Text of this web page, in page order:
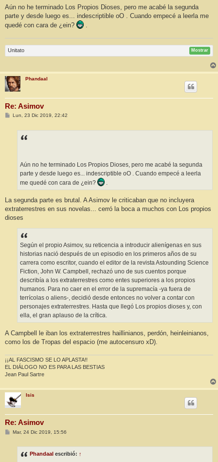
Aún no he terminado Los Propios Dioses, pero me acabé la segunda
parte y desde luego es... indescriptible oO . Cuando empecé a leerla me
quedé con cara de ¿ein?
Unitato Mostrar
Phandaal
Re: Asimov
MLun, 23 Dic 2019, 22:42
Aún no he terminado Los Propios Dioses, pero me acabé la segunda
parte y desde luego es... indescriptible oO . Cuando empecé a leerla
me quedé con cara de ¿ein?
La segunda parte es brutal. A Asimov le criticaban que no incluyera
extraterrestres en sus novelas... cerró la boca a muchos con Los propios
dioses
Según el propio Asimov, su reticencia a introducir alienígenas en sus
historias nació después de un episodio en los primeros años de su
carrera como escritor, cuando el editor de la revista Astounding Science
Fiction, John W. Campbell, rechazó uno de sus cuentos porque
describía a los extraterrestres como entes superiores a los propios
humanos. Para no caer en el error de la supremacía -ya fuera de
terrícolas o aliens-, decidió desde entonces no volver a contar con
personajes extraterrestres. Hasta que llegó Los propios dioses y, con
ella, el gran aplauso de la crítica.
A Campbell le iban los extraterrestres haillinianos, perdón, heinleinianos,
como los de Tropas del espacio (me autocensuro xD).
¡¡AL FASCISMO SE LO APLASTA!!
EL DIÁLOGO NO ES PARA LAS BESTIAS
Jean Paul Sartre
Isis
Re: Asimov
MMar, 24 Dic 2019, 15:56
Phandaal escribió: ↑